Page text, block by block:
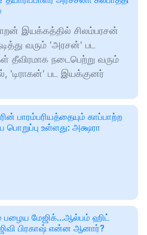
இயக்கத்தில் சிலம்பரசன்
வரும் 'அரசன்' பட
தீவிரமாக நடைபெற்று வரும்
'டிராகன்' பட இயக்குனர்
பாரம்பரியத்தையும் காப்பாற்ற
பொறுப்பு உள்ளது: அக்ஷரா
பழைய மேஜிக்...ஆல்பம் ஹிட்
பிரகாஷ் என்ன ஆனார்?